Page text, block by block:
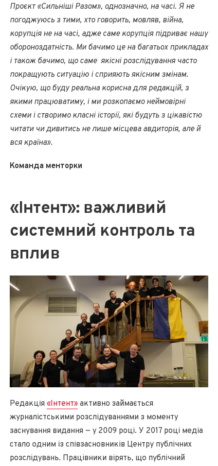
Проєкт «Сильніші Разом», однозначно, на часі. Я не
погоджуюсь з тими, хто говорить, мовляв, війна,
корупція не на часі, адже саме корупція підриває нашу
обороноздатність. Ми бачимо це на багатьох прикладах
і також бачимо, що саме якісні розслідування часто
покращують ситуацію і сприяють якісним змінам.
Очікую, що буду реальна корисна для редакцій, з
якими працюватиму, і ми розкопаємо неймовірні
схеми і створимо класні історії, які будуть з цікавістю
читати чи дивитись не лише місцева авдиторія, але й
вся країна».
Команда менторки
«Інтент»: важливий
системний контроль та
вплив
Редакція «Інтент» активно займається
журналістськими розслідуваннями з моменту
заснування видання — у 2009 році. У 2017 році медіа
стало одним із співзасновників Центру публічних
розслідувань. Працівники вірять, що публічний